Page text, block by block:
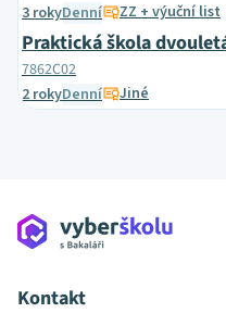
3 rokyDenní ZZ + výuční list
Praktická škola
7862C02
2 rokyDenní Jiné
Kontakt